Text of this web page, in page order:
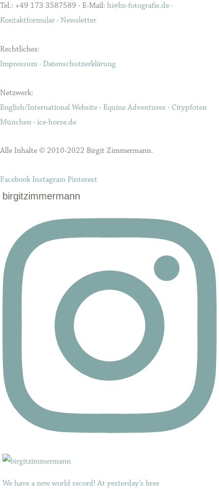
Tel.: +49 173 3587589 · E-Mail: hi@bz-fotografie.de ·
Kontaktformular · Newsletter
Rechtliches:
Impressum · Datenschutzerklärung
Netzwerk:
English/International Website · Equine Adventures · Citypfoten
München · ice-horse.de
Alle Inhalte © 2010-2022 Birgit Zimmermann.
Facebook Instagram Pinterest
birgitzimmermann
We have a new world record! At yesterday’s bree